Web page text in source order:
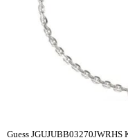
Guess